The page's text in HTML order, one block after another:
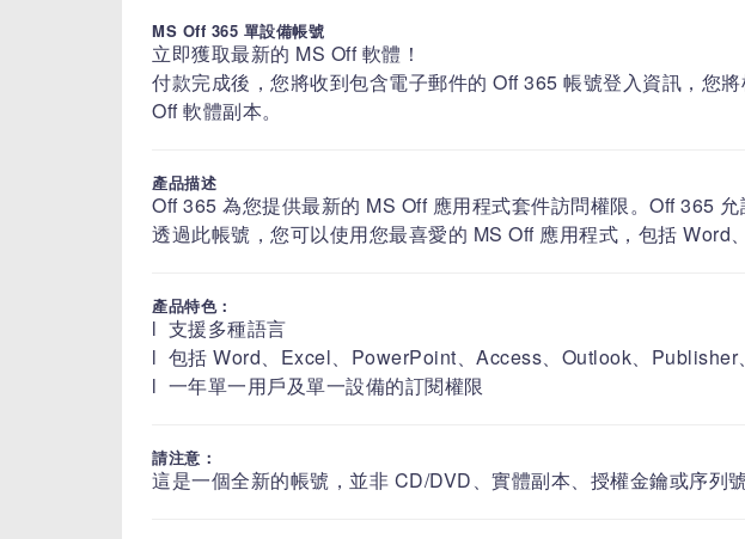
MS Off 365 單設備帳號
立即獲取最新的 MS Off 軟體！
付款完成後，您將收到包含電子郵件的 Off 365 帳號登入資訊，您
Off 軟體副本。
產品描述
Off 365 為您提供最新的 MS Off 應用程式套件訪問權限。Off 365 允
透過此帳號，您可以使用您最喜愛的 MS Off 應用程式，包括
產品特色：
l 支援多種語言
l 包括 Word、Excel、PowerPoint、Access、Outlook、
l 一年單一用戶及單一設備的訂閱權限
請注意：
這是一個全新的帳號，並非 CD/DVD、實體副本、授權金鑰或序列